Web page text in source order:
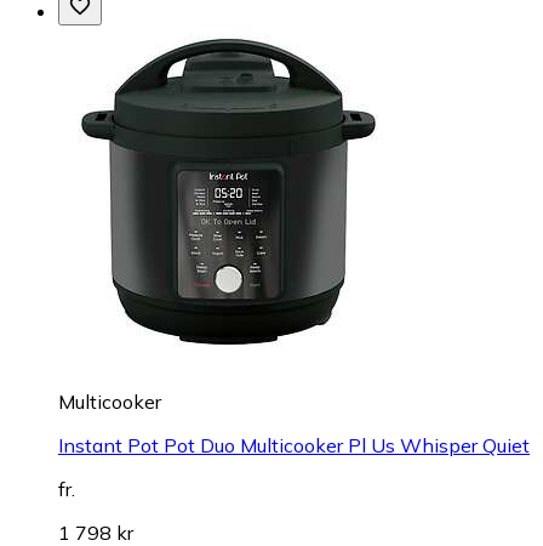
Multicooker
Instant Pot Pot Duo Multicooker Pl Us Whisper Quiet
fr.
1 798 kr